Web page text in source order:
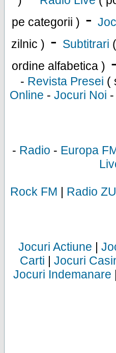
pe categorii ) -
zilnic ) - Subtitrari
ordine alfabetica ) -
- Revista Presei (
Online - Jocuri Noi -
- Radio - Europa
Rock FM | Radio ZU
Jocuri Actiune |
Carti | Jocuri
Jocuri Indemanare |